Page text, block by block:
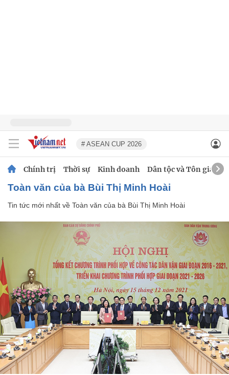
# ASEAN CUP 2026
Chính trị Thời sự Kinh doanh Dân tộc và Tôn giáo
Toàn văn của bà Bùi Thị Minh Hoài
Tin tức mới nhất về Toàn văn của bà Bùi Thị Minh Hoài